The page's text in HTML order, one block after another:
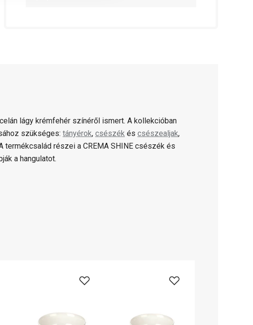
lágy krémfehér színéről ismert. A kollekcióban
szükséges: tányérok, csészék és csészealjak,
termékcsalád részei a CREMA SHINE csészék és
a hangulatot.